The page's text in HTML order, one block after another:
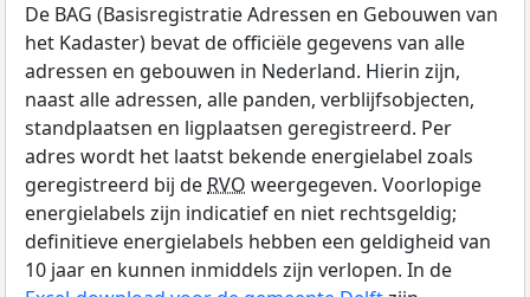
De BAG (Basisregistratie Adressen en Gebouwen van
het Kadaster) bevat de officiële gegevens van alle
adressen en gebouwen in Nederland. Hierin zijn,
naast alle adressen, alle panden, verblijfsobjecten,
standplaatsen en ligplaatsen geregistreerd. Per
adres wordt het laatst bekende energielabel zoals
geregistreerd bij de RVO weergegeven. Voorlopige
energielabels zijn indicatief en niet rechtsgeldig;
definitieve energielabels hebben een geldigheid van
10 jaar en kunnen inmiddels zijn verlopen. In de